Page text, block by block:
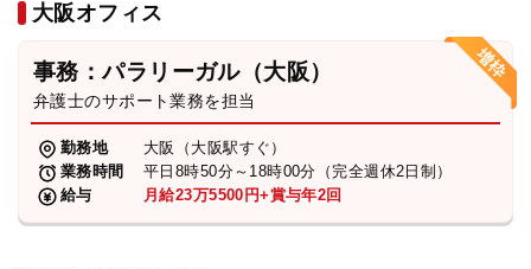
大阪オフィス
事務：パラリーガル（大阪）
弁護士のサポート業務を担当
勤務地
大阪（大阪駅すぐ）
業務時間
平日8時50分～18時00分（完全週休2日制）
給与
月給23万5500円+賞与年2回